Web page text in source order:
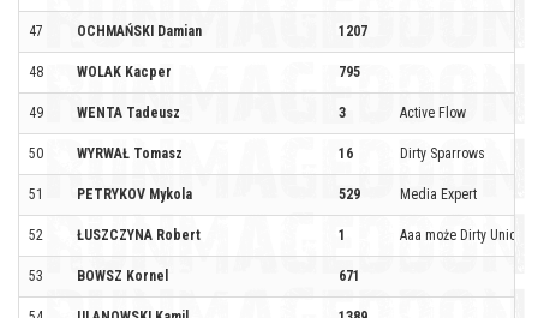
47 OCHMAŃSKI Damian 1207
48 WOLAK Kacper 795
49 WENTA Tadeusz 3 Active Flow
50 WYRWAŁ Tomasz 16 Dirty Sparrows
51 PETRYKOV Mykola 529 Media Expert
52 ŁUSZCZYNA Robert 1 Aaa może Dirty
53 BOWSZ Kornel 671